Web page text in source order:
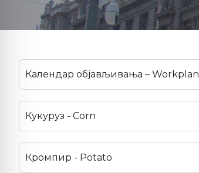
Календар објављивања – Workplan
Кукуруз - Corn
Кромпир - Potato